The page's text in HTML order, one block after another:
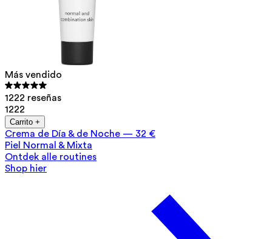
Más vendido
1222 reseñas
1222
Carrito +
Crema de Día & de Noche — 32 €
Piel Normal & Mixta
Ontdek alle routines
Shop hier